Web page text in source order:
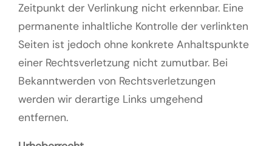
Zeitpunkt der Verlinkung nicht erkennbar. Eine
permanente inhaltliche Kontrolle der verlinkten
Seiten ist jedoch ohne konkrete Anhaltspunkte
einer Rechtsverletzung nicht zumutbar. Bei
Bekanntwerden von Rechtsverletzungen
werden wir derartige Links umgehend
entfernen.